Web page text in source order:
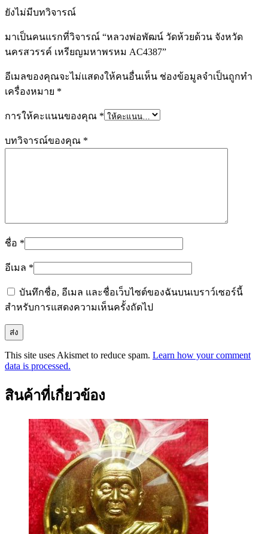
ยังไม่มีบทวิจารณ์
มาเป็นคนแรกที่วิจารณ์ “หลวงพ่อพัฒน์ วัดห้วยด้วน จังหวัด
นครสวรรค์ เหรียญมหาพรหม AC4387”
อีเมลของคุณจะไม่แสดงให้คนอื่นเห็น ช่องข้อมูลจำเป็นถูกทำ
เครื่องหมาย *
การให้คะแนนของคุณ *
บทวิจารณ์ของคุณ *
ชื่อ *
อีเมล *
บันทึกชื่อ, อีเมล และชื่อเว็บไซต์ของฉันบนเบราว์เซอร์นี้
สำหรับการแสดงความเห็นครั้งถัดไป
This site uses Akismet to reduce spam. Learn how your comment
data is processed.
สินค้าที่เกี่ยวข้อง